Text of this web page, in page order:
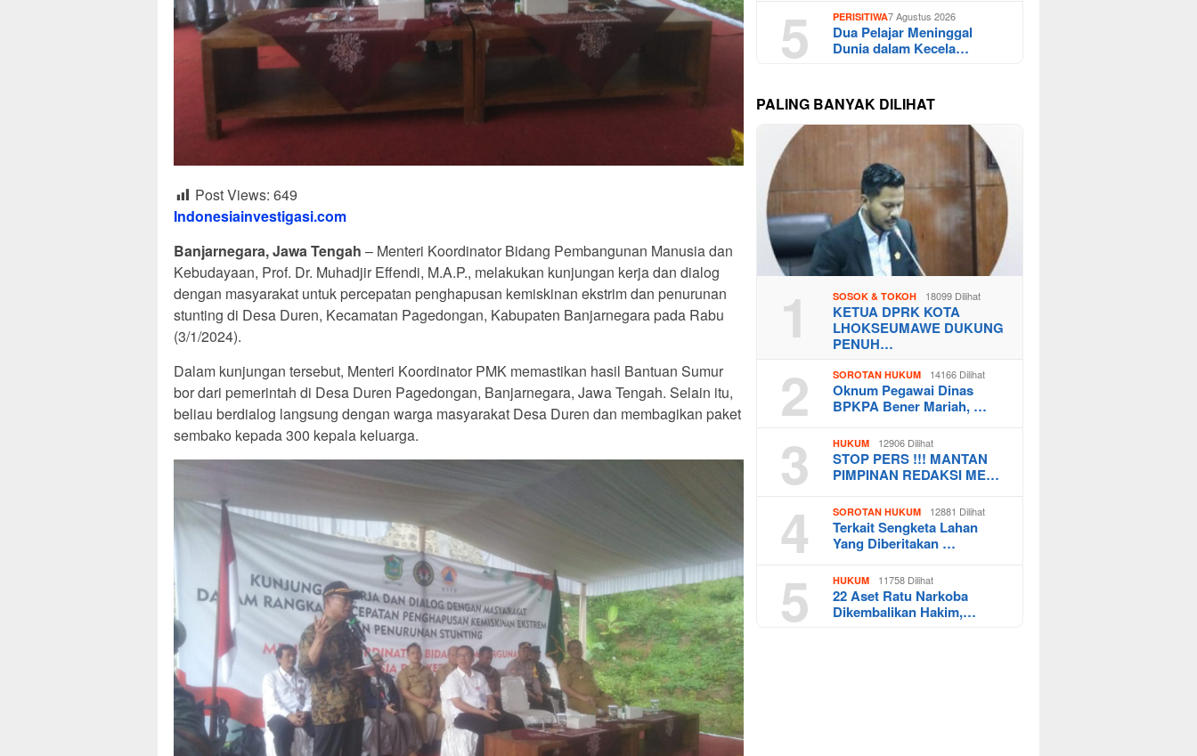
Post Views: 649
Indonesiainvestigasi.com
Banjarnegara, Jawa Tengah – Menteri Koordinator Bidang Pembangunan Manusia dan
Kebudayaan, Prof. Dr. Muhadjir Effendi, M.A.P., melakukan kunjungan kerja dan dialog
dengan masyarakat untuk percepatan penghapusan kemiskinan ekstrim dan penurunan
stunting di Desa Duren, Kecamatan Pagedongan, Kabupaten Banjarnegara pada Rabu
(3/1/2024).
Dalam kunjungan tersebut, Menteri Koordinator PMK memastikan hasil Bantuan Sumur
bor dari pemerintah di Desa Duren Pagedongan, Banjarnegara, Jawa Tengah. Selain itu,
beliau berdialog langsung dengan warga masyarakat Desa Duren dan membagikan paket
sembako kepada 300 kepala keluarga.
5 PERISITIWA7 Agustus 2026
Dua Pelajar Meninggal
Dunia dalam Kecela…
PALING BANYAK DILIHAT
1 SOSOK & TOKOH 18099 Dilihat
KETUA DPRK KOTA
LHOKSEUMAWE DUKUNG
PENUH…
2 SOROTAN HUKUM 14166 Dilihat
Oknum Pegawai Dinas
BPKPA Bener Mariah, …
3 HUKUM 12906 Dilihat
STOP PERS !!! MANTAN
PIMPINAN REDAKSI ME…
4 SOROTAN HUKUM 12881 Dilihat
Terkait Sengketa Lahan
Yang Diberitakan …
5 HUKUM 11758 Dilihat
22 Aset Ratu Narkoba
Dikembalikan Hakim,…